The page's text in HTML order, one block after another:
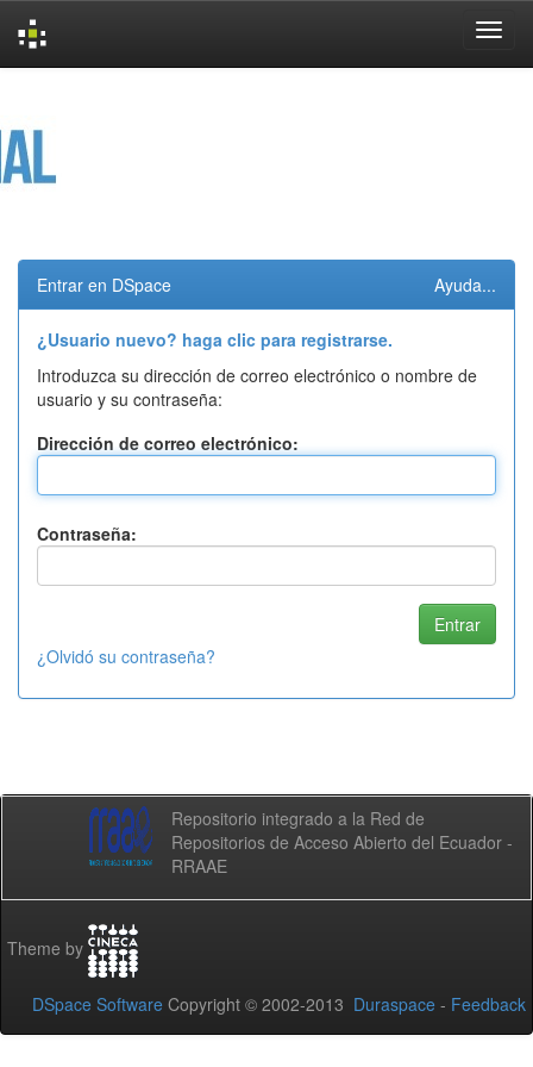
Entrar en DSpace Ayuda...
¿Usuario nuevo? haga clic para registrarse.
Introduzca su dirección de correo electrónico o nombre de
usuario y su contraseña:
Dirección de correo electrónico:
Contraseña:
¿Olvidó su contraseña?
Repositorio integrado a la Red de
Repositorios de Acceso Abierto del Ecuador -
RRAAE
Theme by
DSpace Software Copyright © 2002-2013 Duraspace - Feedback